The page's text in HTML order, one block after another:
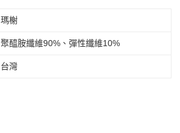
瑪榭
聚醯胺纖維90%、彈性纖維10%
台灣